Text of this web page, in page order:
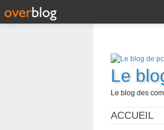
Le
Le blog des
ACCUEIL